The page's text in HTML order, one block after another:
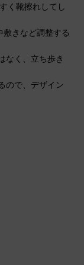
く靴擦れしてし
きなど調整する
なく、立ち歩き
ので、デザイン